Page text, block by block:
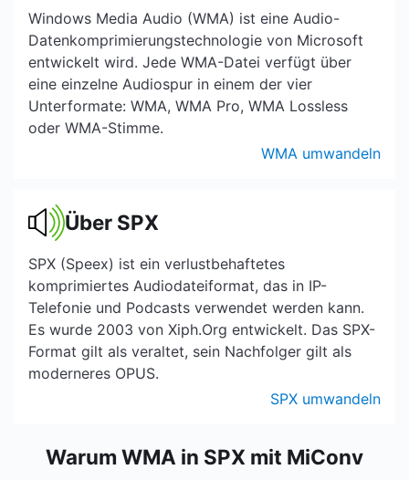
Windows Media Audio (WMA) ist eine Audio-
Datenkomprimierungstechnologie von Microsoft
entwickelt wird. Jede WMA-Datei verfügt über
eine einzelne Audiospur in einem der vier
Unterformate: WMA, WMA Pro, WMA Lossless
oder WMA-Stimme.
WMA umwandeln
Über SPX
SPX (Speex) ist ein verlustbehaftetes
komprimiertes Audiodateiformat, das in IP-
Telefonie und Podcasts verwendet werden kann.
Es wurde 2003 von Xiph.Org entwickelt. Das SPX-
Format gilt als veraltet, sein Nachfolger gilt als
moderneres OPUS.
SPX umwandeln
Warum WMA in SPX mit MiConv